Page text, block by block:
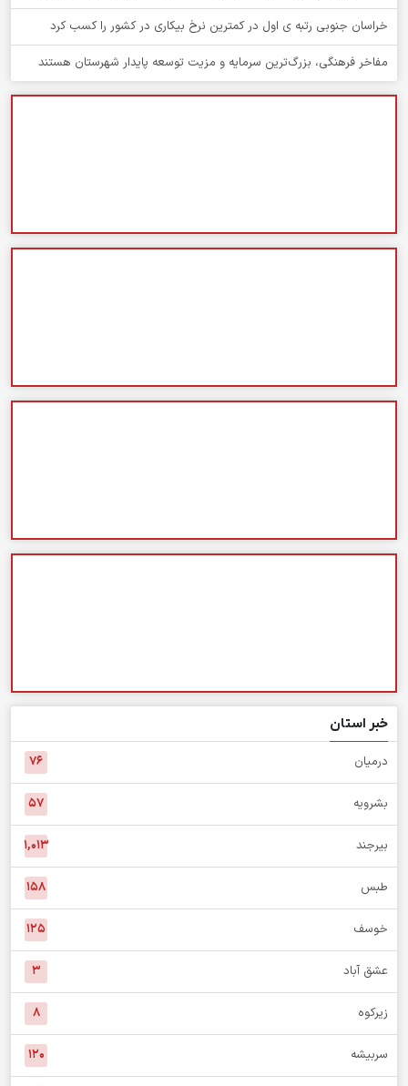
خراسان جنوبی رتبه ی اول در کمترین نرخ بیکاری در کشور را کسب کرد
مفاخر فرهنگی، بزرگ‌ترین سرمایه و مزیت توسعه پایدار شهرستان هستند
خبر استان
درمیان ۷۶
بشرویه ۵۷
بیرجند ۱,۰۱۳
طبس ۱۵۸
خوسف ۱۲۵
عشق آباد ۳
زیرکوه ۸
سربیشه ۱۲۰